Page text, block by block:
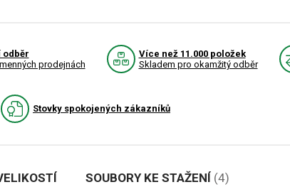
odběr
prodejnách
Více než 11.000 položek
Skladem pro okamžitý odběr
Stovky spokojených zákazníků
SOUBORY KE STAŽENÍ (4)